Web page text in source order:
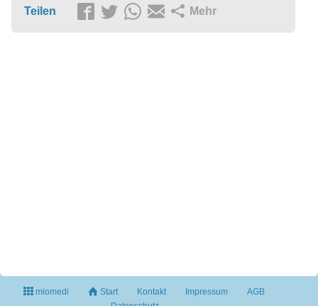
Teilen Mehr
miomedi Start Kontakt Impressum
AGB